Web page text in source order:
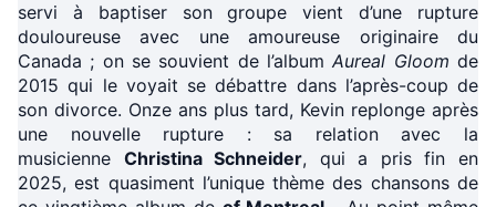
servi à baptiser son groupe vient d’une rupture
douloureuse avec une amoureuse originaire du
Canada ; on se souvient de l’album Aureal Gloom de
2015 qui le voyait se débattre dans l’après-coup de
son divorce. Onze ans plus tard, Kevin replonge après
une nouvelle rupture : sa relation avec la
musicienne Christina Schneider, qui a pris fin en
2025, est quasiment l’unique thème des chansons de